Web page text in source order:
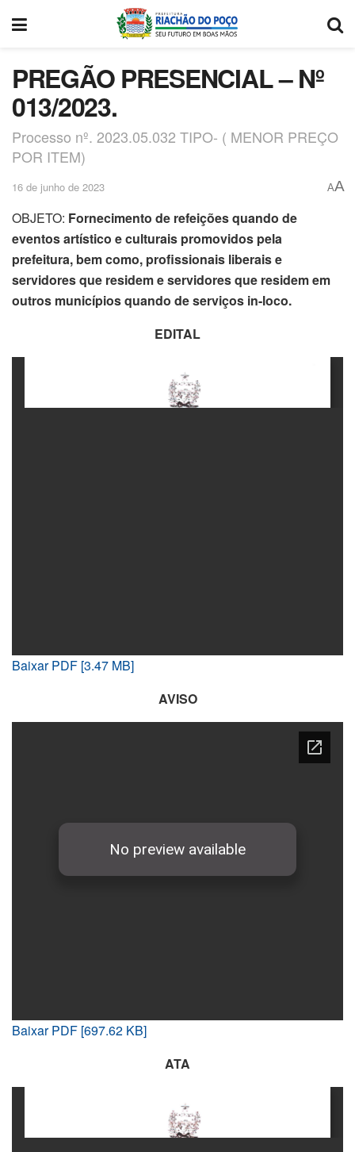
PREGÃO PRESENCIAL – Nº
013/2023.
Processo nº. 2023.05.032 TIPO- ( MENOR PREÇO
POR ITEM)
16 de junho de 2023 AA
OBJETO: Fornecimento de refeições quando de
eventos artístico e culturais promovidos pela
prefeitura, bem como, profissionais liberais e
servidores que residem e servidores que residem em
outros municípios quando de serviços in-loco.
EDITAL
Baixar PDF [3.47 MB]
AVISO
Baixar PDF [697.62 KB]
ATA